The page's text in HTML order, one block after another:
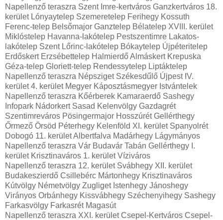
Napellenző teraszra Szent Imre-kertváros Ganzkertváros 18.
kerület Lónyaytelep Szemeretelep Ferihegy Kossuth
Ferenc-telep Belsőmajor Ganztelep Bélatelep XVIII. kerület
Miklóstelep Havanna-lakótelep Pestszentimre Lakatos-
lakótelep Szent Lőrinc-lakótelep Bókaytelep Újpéteritelep
Erdőskert Erzsébettelep Halmierdő Almáskert Krepuska
Géza-telep Gloriett-telep Rendessytelep Liptáktelep
Napellenző teraszra Népsziget Székesdűlő Újpest IV.
kerület 4. kerület Megyer Káposztásmegyer Istvántelek
Napellenző teraszra Kőérberek Kamaraerdő Sashegy
Infopark Nádorkert Sasad Kelenvölgy Gazdagrét
Szentimreváros Pösingermajor Hosszúrét Gellérthegy
Őrmező Örsöd Péterhegy Kelenföld XI. kerület Spanyolrét
Dobogó 11. kerület Albertfalva Madárhegy Lágymányos
Napellenző teraszra Vár Budavár Tabán Gellérthegy I.
kerület Krisztinaváros 1. kerület Víziváros
Napellenző teraszra 12. kerület Svábhegy XII. kerület
Budakeszierdő Csillebérc Mártonhegy Krisztinaváros
Kútvölgy Németvölgy Zugliget Istenhegy Jánoshegy
Virányos Orbánhegy Kissvábhegy Széchenyihegy Sashegy
Farkasvölgy Farkasrét Magasút
Napellenző teraszra XXI. kerület Csepel-Kertváros Csepel-